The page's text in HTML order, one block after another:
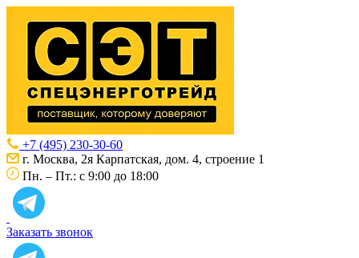
+7 (495) 230-30-60
г. Москва, 2я Карпатская, дом. 4, строение 1
Пн. – Пт.: с 9:00 до 18:00
Заказать звонок